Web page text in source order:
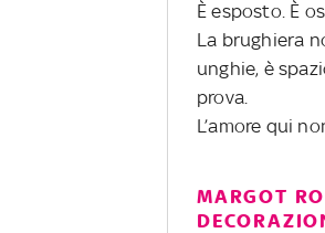
È esposto. È
La brughiera
unghie, è
prova.
L’amore qui
MARGOT